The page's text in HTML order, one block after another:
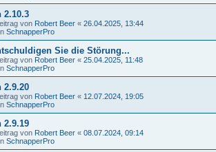
2.10.3
von Robert Beer « 26.04.2025, 13:44
SchnapperPro
Sie die Störung...
von Robert Beer « 25.04.2025, 11:48
SchnapperPro
2.9.20
von Robert Beer « 12.07.2024, 19:05
SchnapperPro
2.9.19
von Robert Beer « 08.07.2024, 09:14
SchnapperPro